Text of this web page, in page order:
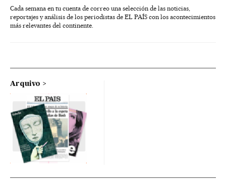
Cada semana en tu cuenta de correo una selección de las noticias,
reportajes y análisis de los periodistas de EL PAÍS con los acontecimientos
más relevantes del continente.
Arquivo